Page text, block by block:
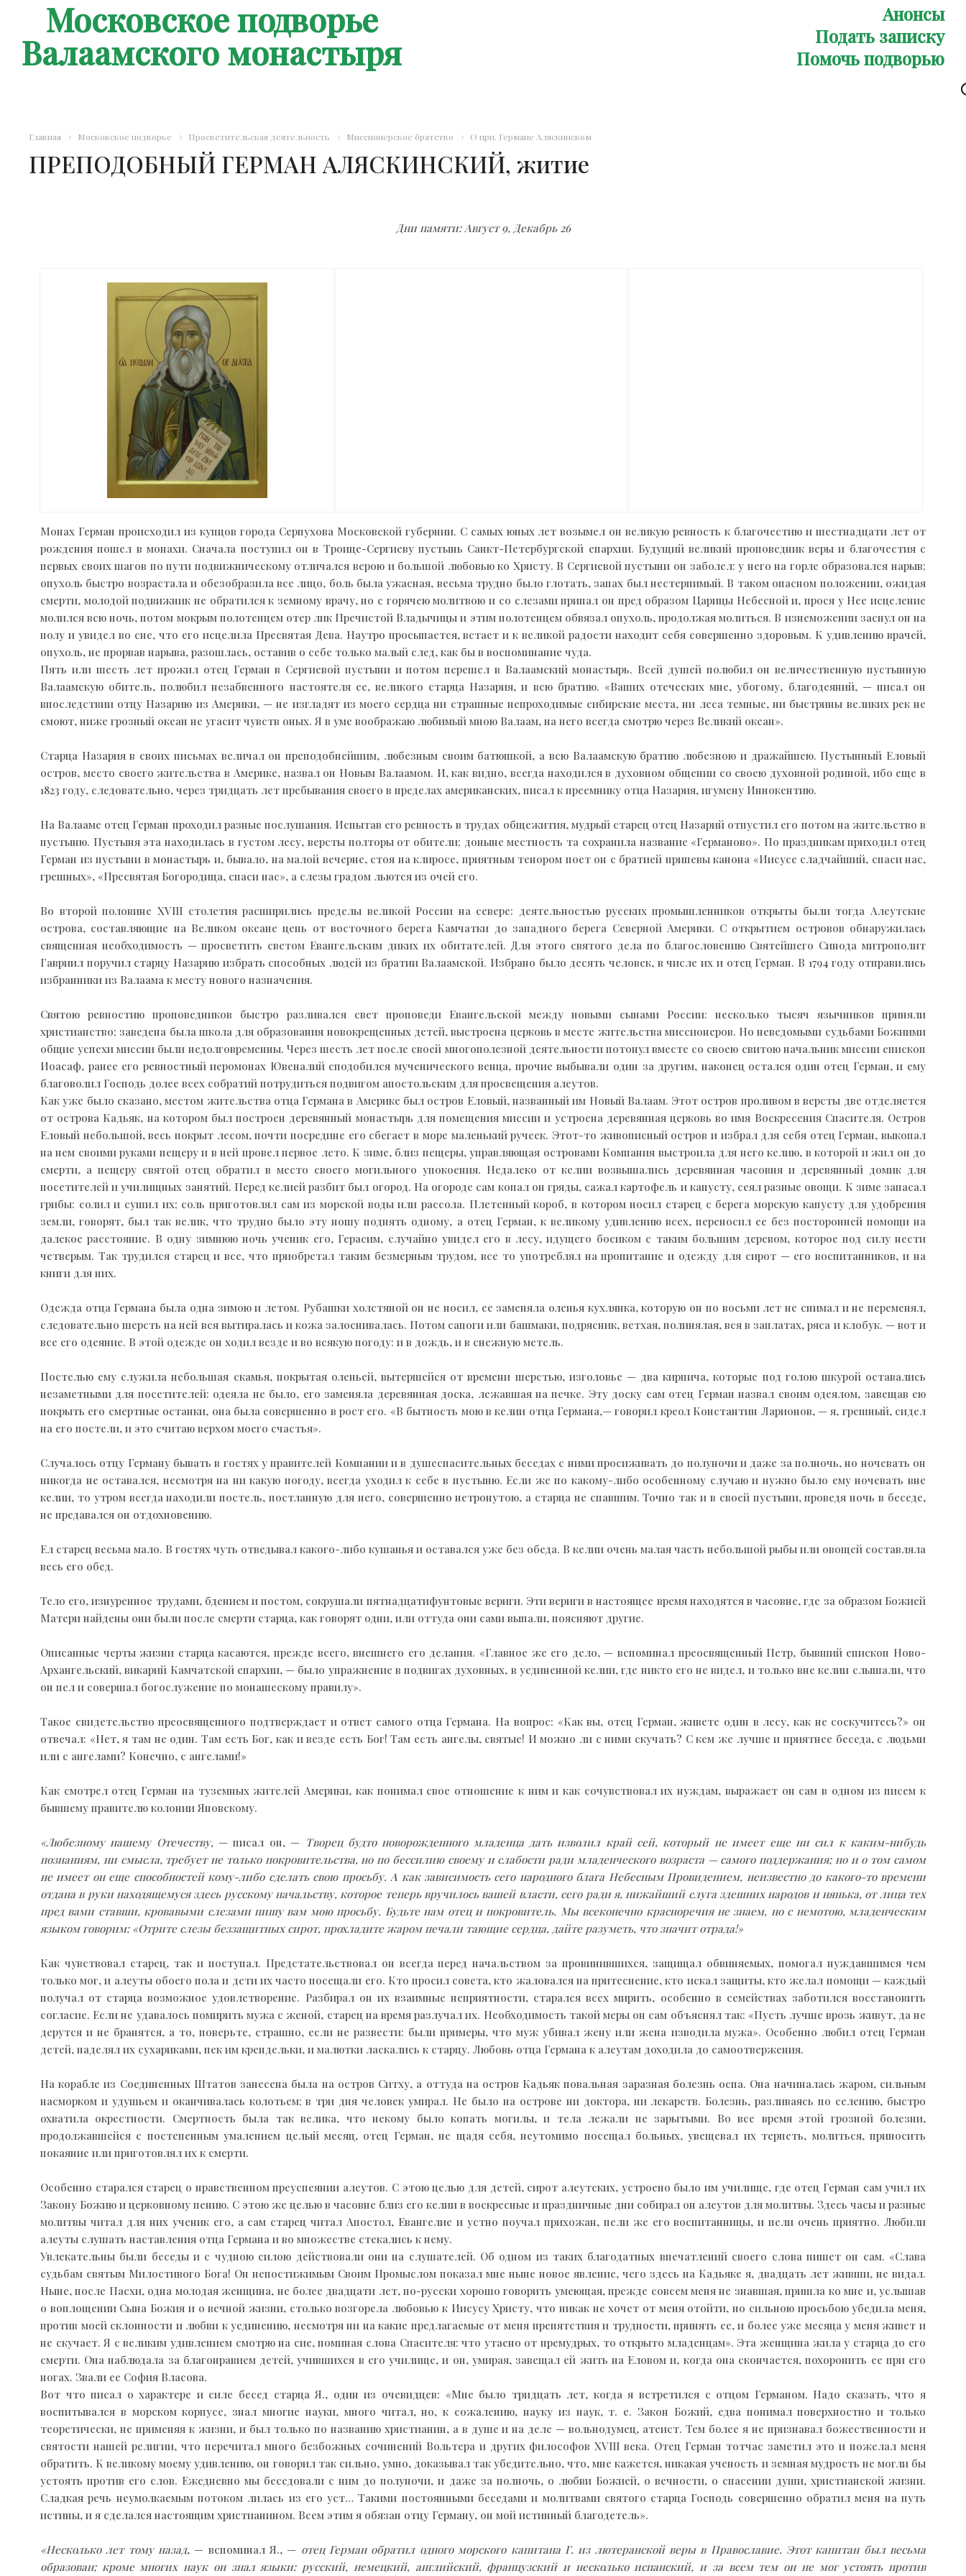
Московское подворье
Валаамского монастыря
Анонсы
Подать записку
Помочь подворью
Главная Московское подворье Просветительская деятельность Миссионерское братство О прп. Германе Аляскинском
ПРЕПОДОБНЫЙ ГЕРМАН АЛЯСКИНСКИЙ, житие
Дни памяти: Август 9, Декабрь 26
Монах Герман происходил из купцов города Серпухова Московской губернии. С самых юных лет возымел он великую ревность к благочестию и шестнадцати лет от
рождения пошел в монахи. Сначала поступил он в Троице-Сергиеву пустынь Санкт-Петербургской епархии. Будущий великий проповедник веры и благочестия с
первых своих шагов по пути подвижническому отличался верою и большой любовью ко Христу. В Сергиевой пустыни он заболел: у него на горле образовался нарыв;
опухоль быстро возрастала и обезобразила все лицо, боль была ужасная, весьма трудно было глотать, запах был нестерпимый. В таком опасном положении, ожидая
смерти, молодой подвижник не обратился к земному врачу, но с горячею молитвою и со слезами припал он пред образом Царицы Небесной и, прося у Нее исцеление
молился всю ночь, потом мокрым полотенцем отер лик Пречистой Владычицы и этим полотенцем обвязал опухоль, продолжая молиться. В изнеможении заснул он на
полу и увидел во сне, что его исцелила Пресвятая Дева. Наутро просыпается, встает и к великой радости находит себя совершенно здоровым. К удивлению врачей,
опухоль, не прорвав нарыва, разошлась, оставив о себе только малый след, как бы в воспоминание чуда.
Пять или шесть лет прожил отец Герман в Сергиевой пустыни и потом перешел в Валаамский монастырь. Всей душей полюбил он величественную пустынную
Валаамскую обитель, полюбил незабвенного настоятеля ее, великого старца Назария, и всю братию. «Ваших отеческих мне, убогому, благодеяний, — писал он
впоследствии отцу Назарию из Америки, — не изгладят из моего сердца ни страшные непроходимые сибирские места, ни леса темные, ни быстрины великих рек не
смоют, ниже грозный океан не угасит чувств оных. Я в уме воображаю любимый мною Валаам, на него всегда смотрю через Великий океан».
Старца Назария в своих письмах величал он преподобнейшим, любезным своим батюшкой, а всю Валаамскую братию любезною и дражайшею. Пустынный Еловый
остров, место своего жительства в Америке, назвал он Новым Валаамом. И, как видно, всегда находился в духовном общении со своею духовной родиной, ибо еще в
1823 году, следовательно, через тридцать лет пребывания своего в пределах американских, писал к преемнику отца Назария, игумену Иннокентию.
На Валааме отец Герман проходил разные послушания. Испытав его ревность в трудах общежития, мудрый старец отец Назарий отпустил его потом на жительство в
пустыню. Пустыня эта находилась в густом лесу, версты полторы от обители; доныне местность та сохранила название «Германово». По праздникам приходил отец
Герман из пустыни в монастырь и, бывало, на малой вечерне, стоя на клиросе, приятным тенором поет он с братией припевы канона «Иисусе сладчайший, спаси нас,
грешных», «Пресвятая Богородица, спаси нас», а слезы градом льются из очей его.
Во второй половине XVIII столетия расширились пределы великой России на севере: деятельностью русских промышленников открыты были тогда Алеутские
острова, составляющие на Великом океане цепь от восточного берега Камчатки до западного берега Северной Америки. С открытием островов обнаружилась
священная необходимость — просветить светом Евангельским диких их обитателей. Для этого святого дела по благословению Святейшего Синода митрополит
Гавриил поручил старцу Назарию избрать способных людей из братии Валаамской. Избрано было десять человек, в числе их и отец Герман. В 1794 году отправились
избранники из Валаама к месту нового назначения.
Святою ревностию проповедников быстро разливался свет проповеди Евангельской между новыми сынами России: несколько тысяч язычников приняли
христианство; заведена была школа для образования новокрещенных детей, выстроена церковь в месте жительства миссионеров. Но неведомыми судьбами Божиими
общие успехи миссии были недолговременны. Через шесть лет после своей многополезной деятельности потонул вместе со своею свитою начальник миссии епископ
Иоасаф, ранее его ревностный иеромонах Ювеналий сподобился мученического венца, прочие выбывали один за другим, наконец остался один отец Герман, и ему
благоволил Господь долее всех собратий потрудиться подвигом апостольским для просвещения алеутов.
Как уже было сказано, местом жительства отца Германа в Америке был остров Еловый, названный им Новый Валаам. Этот остров проливом в версты две отделяется
от острова Кадьяк, на котором был построен деревянный монастырь для помещения миссии и устроена деревянная церковь во имя Воскресения Спасителя. Остров
Еловый небольшой, весь покрыт лесом, почти посредине его сбегает в море маленький ручеек. Этот-то живописный остров и избрал для себя отец Герман, выкопал
на нем своими руками пещеру и в ней провел первое лето. К зиме, близ пещеры, управляющая островами Компания выстроила для него келию, в которой и жил он до
смерти, а пещеру святой отец обратил в место своего могильного упокоения. Недалеко от келии возвышались деревянная часовня и деревянный домик для
посетителей и училищных занятий. Перед келией разбит был огород. На огороде сам копал он гряды, сажал картофель и капусту, сеял разные овощи. К зиме запасал
грибы: солил и сушил их; соль приготовлял сам из морской воды или рассола. Плетенный короб, в котором носил старец с берега морскую капусту для удобрения
земли, говорят, был так велик, что трудно было эту ношу поднять одному, а отец Герман, к великому удивлению всех, переносил ее без посторонней помощи на
далекое расстояние. В одну зимнюю ночь ученик его, Герасим, случайно увидел его в лесу, идущего босиком с таким большим деревом, которое под силу нести
четверым. Так трудился старец и все, что приобретал таким безмерным трудом, все то употреблял на пропитание и одежду для сирот — его воспитанников, и на
книги для них.
Одежда отца Германа была одна зимою и летом. Рубашки холстяной он не носил, ее заменяла оленья кухлянка, которую он по восьми лет не снимал и не переменял,
следовательно шерсть на ней вся вытиралась и кожа залоснивалась. Потом сапоги или башмаки, подрясник, ветхая, полинялая, вся в заплатах, ряса и клобук. — вот и
все его одеяние. В этой одежде он ходил везде и во всякую погоду: и в дождь, и в снежную метель.
Постелью ему служила небольшая скамья, покрытая оленьей, вытершейся от времени шерстью, изголовье — два кирпича, которые под голою шкурой оставались
незаметными для посетителей: одеяла не было, его заменяла деревянная доска, лежавшая на печке. Эту доску сам отец Герман назвал своим одеялом, завещав ею
покрыть его смертные останки, она была совершенно в рост его. «В бытность мою в келии отца Германа,— говорил креол Константин Ларионов, — я, грешный, сидел
на его постели, и это считаю верхом моего счастья».
Случалось отцу Герману бывать в гостях у правителей Компании и в душеспасительных беседах с ними просиживать до полуночи и даже за полночь, но ночевать он
никогда не оставался, несмотря на ни какую погоду, всегда уходил к себе в пустыню. Если же по какому-либо особенному случаю и нужно было ему ночевать вне
келии, то утром всегда находили постель, постланную для него, совершенно нетронутою, а старца не спавшим. Точно так и в своей пустыни, проведя ночь в беседе,
не предавался он отдохновению.
Ел старец весьма мало. В гостях чуть отведывал какого-либо кушанья и оставался уже без обеда. В келии очень малая часть небольшой рыбы или овощей составляла
весь его обед.
Тело его, изнуренное трудами, бдением и постом, сокрушали пятнадцатифунтовые вериги. Эти вериги в настоящее время находятся в часовне, где за образом Божией
Матери найдены они были после смерти старца, как говорят одни, или оттуда они сами выпали, поясняют другие.
Описанные черты жизни старца касаются, прежде всего, внешнего его делания. «Главное же его дело, — вспоминал преосвященный Петр, бывший епископ Ново-
Архангельский, викарий Камчатской епархии, — было упражнение в подвигах духовных, в уединенной келии, где никто его не видел, и только вне келии слышали, что
он пел и совершал богослужение по монашескому правилу».
Такое свидетельство преосвященного подтверждает и ответ самого отца Германа. На вопрос: «Как вы, отец Герман, живете один в лесу, как не соскучитесь?» он
отвечал: «Нет, я там не один. Там есть Бог, как и везде есть Бог! Там есть ангелы, святые! И можно ли с ними скучать? С кем же лучше и приятнее беседа, с людьми
или с ангелами? Конечно, с ангелами!»
Как смотрел отец Герман на туземных жителей Америки, как понимал свое отношение к ним и как сочувствовал их нуждам, выражает он сам в одном из писем к
бывшему правителю колонии Яновскому.
«Любезному нашему Отечеству, — писал он, — Творец будто новорожденного младенца дать изволил край сей, который не имеет еще ни сил к каким-нибудь
познаниям, ни смысла, требует не только покровительства, но по бессилию своему и слабости ради младенческого возраста — самого поддержания; но и о том самом
не имеет он еще способностей кому-либо сделать свою просьбу. А как зависимость сего народного блага Небесным Провидением, неизвестно до какого-то времени
отдана в руки находящемуся здесь русскому начальству, которое теперь вручилось вашей власти, сего ради я, нижайший слуга здешних народов и нянька, от лица тех
пред вами ставши, кровавыми слезами пишу вам мою просьбу. Будьте нам отец и покровитель. Мы всеконечно красноречия не знаем, но с немотою, младенческим
языком говорим: «Отрите слезы беззащитных сирот, прохладите жаром печали тающие сердца, дайте разуметь, что значит отрада!»
Как чувствовал старец, так и поступал. Предстательствовал он всегда перед начальством за провинившихся, защищал обвиняемых, помогал нуждавшимся чем
только мог, и алеуты обоего пола и дети их часто посещали его. Кто просил совета, кто жаловался на притеснение, кто искал защиты, кто желал помощи — каждый
получал от старца возможное удовлетворение. Разбирал он их взаимные неприятности, старался всех мирить, особенно в семействах заботился восстановить
согласие. Если не удавалось помирить мужа с женой, старец на время разлучал их. Необходимость такой меры он сам объяснял так: «Пусть лучше врозь живут, да не
дерутся и не бранятся, а то, поверьте, страшно, если не развести: были примеры, что муж убивал жену или жена изводила мужа». Особенно любил отец Герман
детей, наделял их сухариками, пек им крендельки, и малютки ласкались к старцу. Любовь отца Германа к алеутам доходила до самоотвержения.
На корабле из Соединенных Штатов занесена была на остров Ситху, а оттуда на остров Кадьяк повальная заразная болезнь оспа. Она начиналась жаром, сильным
насморком и удушьем и оканчивалась колотьем; в три дня человек умирал. Не было на острове ни доктора, ни лекарств. Болезнь, разливаясь по селению, быстро
охватила окрестности. Смертность была так велика, что некому было копать могилы, и тела лежали не зарытыми. Во все время этой грозной болезни,
продолжавшейся с постепенным умалением целый месяц, отец Герман, не щадя себя, неутомимо посещал больных, увещевал их терпеть, молиться, приносить
покаяние или приготовлял их к смерти.
Особенно старался старец о нравственном преуспеянии алеутов. С этою целью для детей, сирот алеутских, устроено было им училище, где отец Герман сам учил их
Закону Божию и церковному пению. С этою же целью в часовне близ его келии в воскресные и праздничные дни собирал он алеутов для молитвы. Здесь часы и разные
молитвы читал для них ученик его, а сам старец читал Апостол, Евангелие и устно поучал прихожан, пели же его воспитанницы, и пели очень приятно. Любили
алеуты слушать наставления отца Германа и во множестве стекались к нему.
Увлекательны были беседы и с чудною силою действовали они на слушателей. Об одном из таких благодатных впечатлений своего слова пишет он сам. «Слава
судьбам святым Милостивого Бога! Он непостижимым Своим Промыслом показал мне ныне новое явление, чего здесь на Кадьяке я, двадцать лет живши, не видал.
Ныне, после Пасхи, одна молодая женщина, не более двадцати лет, по-русски хорошо говорить умеющая, прежде совсем меня не знавшая, пришла ко мне и, услышав
о воплощении Сына Божия и о вечной жизни, столько возгорела любовью к Иисусу Христу, что никак не хочет от меня отойти, но сильною просьбою убедила меня,
против моей склонности и любви к уединению, несмотря ни на какие предлагаемые от меня препятствия и трудности, принять ее, и более уже месяца у меня живет и
не скучает. Я с великим удивлением смотрю на сие, поминая слова Спасителя: что утаено от премудрых, то открыто младенцам». Эта женщина жила у старца до его
смерти. Она наблюдала за благонравием детей, учившихся в его училище, и он, умирая, завещал ей жить на Еловом и, когда она скончается, похоронить ее при его
ногах. Звали ее София Власова.
Вот что писал о характере и силе бесед старца Я., один из очевидцев: «Мне было тридцать лет, когда я встретился с отцом Германом. Надо сказать, что я
воспитывался в морском корпусе, знал многие науки, много читал, но, к сожалению, науку из наук, т. е. Закон Божий, едва понимал поверхностно и только
теоретически, не применяя к жизни, и был только по названию христианин, а в душе и на деле — вольнодумец, атеист. Тем более я не признавал божественности и
святости нашей религии, что перечитал много безбожных сочинений Вольтера и других философов XVIII века. Отец Герман тотчас заметил это и пожелал меня
обратить. К великому моему удивлению, он говорил так сильно, умно, доказывал так убедительно, что, мне кажется, никакая ученость и земная мудрость не могли бы
устоять против его слов. Ежедневно мы беседовали с ним до полуночи, и даже за полночь, о любви Божией, о вечности, о спасении души, христианской жизни.
Сладкая речь неумолкаемым потоком лилась из его уст… Такими постоянными беседами и молитвами святого старца Господь совершенно обратил меня на путь
истины, и я сделался настоящим христианином. Всем этим я обязан отцу Герману, он мой истинный благодетель».
«Несколько лет тому назад, — вспоминал Я., — отец Герман обратил одного морского капитана Г. из лютеранской веры в Православие. Этот капитан был весьма
образован; кроме многих наук он знал языки: русский, немецкий, английский, французский и несколько испанский, и за всем тем он не мог устоять против